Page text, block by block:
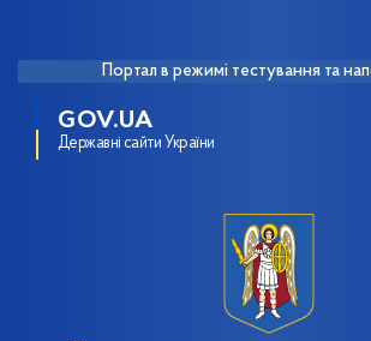
Портал в режимі тестування та
GOV.UA
Державні сайти України